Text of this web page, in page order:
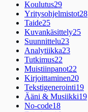
Koulutus29
Yritysohjelmistot28
Taide25
Kuvankäsittely25
Suunnittelu23
Analytiikka23
Tutkimus22
Muistiinpanot22
Kirjoittaminen20
Tekstigenerointi19
Ääni & Musiikki19
No-code18